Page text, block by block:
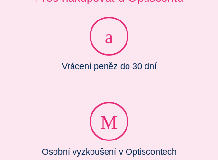
Vrácení peněz do 30 dní
Osobní vyzkoušení v Optiscontech